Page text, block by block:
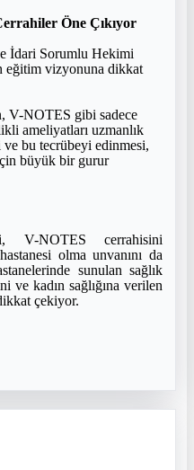
Öne Çıkıyor
İdari Sorumlu Hekimi
eğitim vizyonuna dikkat
V-NOTES gibi sadece
ameliyatları uzmanlık
bu tecrübeyi edinmesi,
büyük bir gurur
V-NOTES cerrahisini
olma unvanını da
sunulan sağlık
kadın sağlığına verilen
çekiyor.